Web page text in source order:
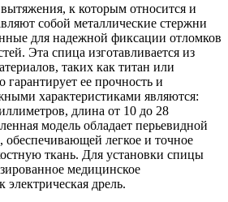
к которым относится и
собой металлические стержни
для надежной фиксации отломков
Эта спица изготавливается из
таких как титан или
гарантирует ее прочность и
характеристиками являются:
длина от 10 до 28
модель обладает перьевидной
обеспечивающей легкое и точное
ткань. Для установки спицы
медицинское
электрическая дрель.